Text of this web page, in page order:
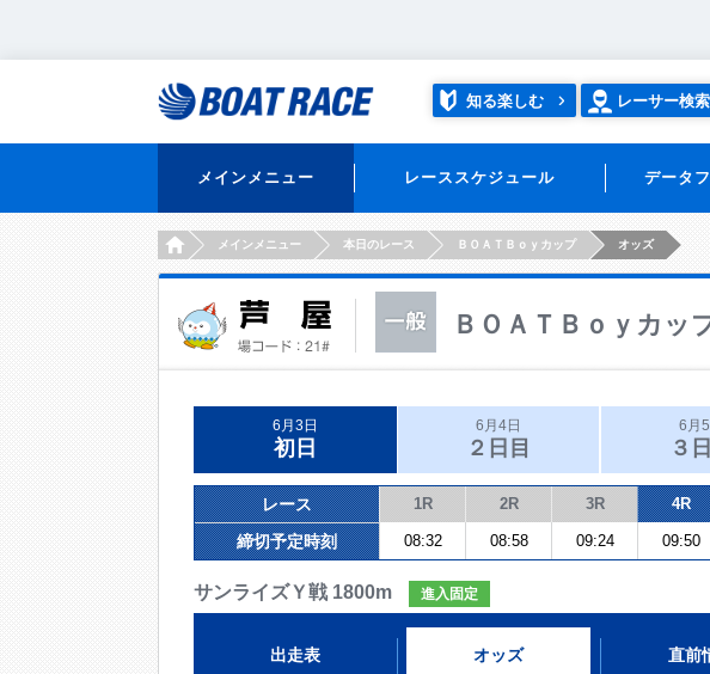
知る楽しむ レーサー検索
メインメニュー レーススケジュール データ
HOMEメインメニュー 本日のレース ＢＯＡＴＢｏｙカップ オッズ
ＢＯＡＴＢｏｙカッ
6月3日
初日
6月4日
２日目
6月5
３
レース 1R 2R 3R 4R
締切予定時刻 08:32 08:58 09:24 09:50
サンライズＹ戦 1800m 進入固定
出走表 オッズ 直前